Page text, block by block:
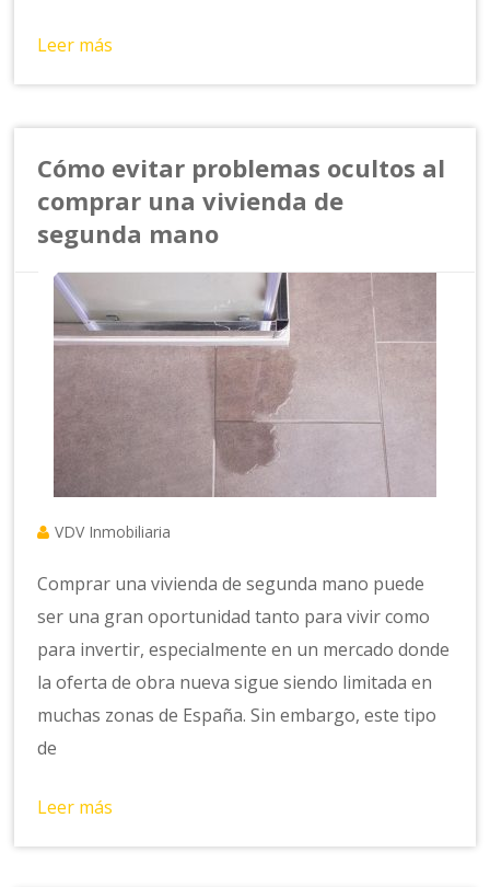
Leer más
Cómo evitar problemas ocultos al
comprar una vivienda de
segunda mano
VDV Inmobiliaria
Comprar una vivienda de segunda mano puede
ser una gran oportunidad tanto para vivir como
para invertir, especialmente en un mercado donde
la oferta de obra nueva sigue siendo limitada en
muchas zonas de España. Sin embargo, este tipo
de
Leer más